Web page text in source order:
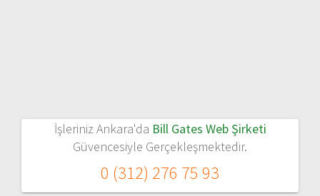
İşleriniz Ankara'da Bill Gates Web Şirketi
Güvencesiyle Gerçekleşmektedir.
0 (312) 276 75 93